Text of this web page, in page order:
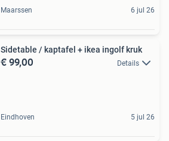
Maarssen 6 jul 26
Sidetable / kaptafel + ikea ingolf kruk
€ 99,00 Details
Eindhoven 5 jul 26